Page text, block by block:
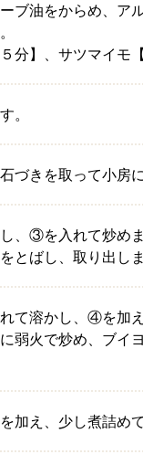
ブ油をからめ、ア
分】、サツマイモ
。
づきを取って小房
、③を入れて炒めま
とばし、取り出しま
て溶かし、④を加
弱火で炒め、ブイ
加え、少し煮詰め